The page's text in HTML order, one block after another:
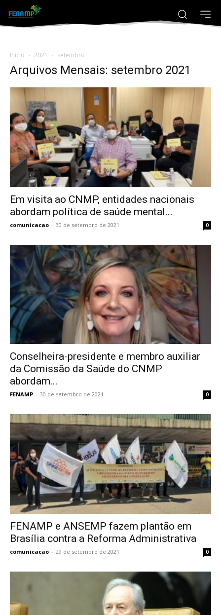
Início 2021 setembro
Arquivos Mensais: setembro 2021
Em visita ao CNMP, entidades nacionais
abordam política de saúde mental...
comunicacao - 30 de setembro de 2021 0
Conselheira-presidente e membro auxiliar
da Comissão da Saúde do CNMP
abordam...
FENAMP - 30 de setembro de 2021 0
FENAMP e ANSEMP fazem plantão em
Brasília contra a Reforma Administrativa
comunicacao - 29 de setembro de 2021 0